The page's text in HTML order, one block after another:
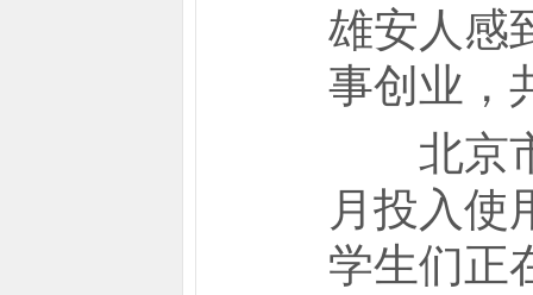
雄安人感
事创业，
北京市
月投入使
学生们正